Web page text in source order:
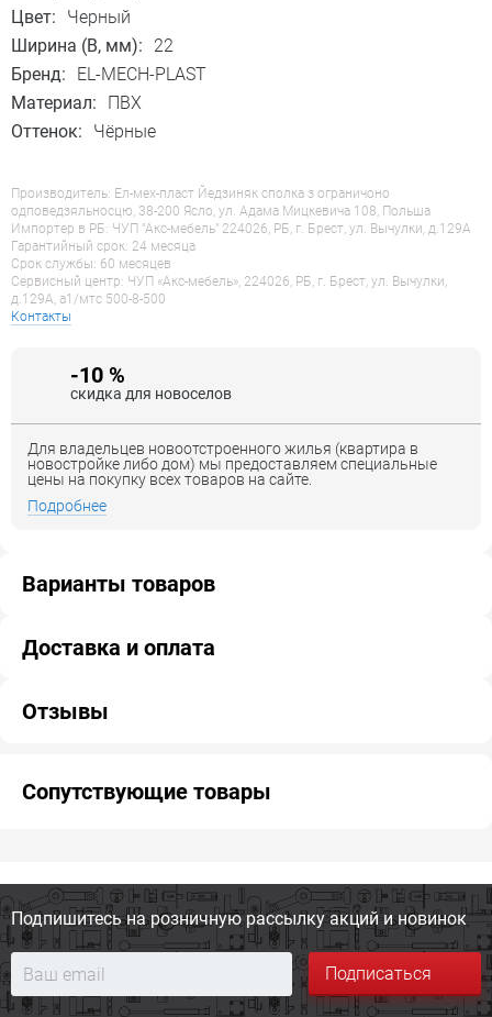
Цвет:
Черный
Ширина (B, мм):
22
Бренд:
EL-MECH-PLAST
Материал:
ПВХ
Оттенок:
Чёрные
Производитель: Ел-мех-пласт Йедзиняк сполка з ограничоно
одповедзяльносцю, 38-200 Ясло, ул. Адама Мицкевича 108, Польша
Импортер в РБ: ЧУП "Акс-мебель" 224026, РБ, г. Брест, ул. Вычулки, д.129А
Гарантийный срок: 24 месяца
Срок службы: 60 месяцев
Сервисный центр: ЧУП «Акс-мебель», 224026, РБ, г. Брест, ул. Вычулки,
д.129А, a1/мтс 500-8-500
Контакты
-10 %
скидка для новоселов
Для владельцев новоотстроенного жилья (квартира в
новостройке либо дом) мы предоставляем специальные
цены на покупку всех товаров на сайте.
Подробнее
Варианты товаров
Доставка и оплата
Отзывы
Сопутствующие товары
Подпишитесь на розничную рассылку акций и новинок
Подписаться